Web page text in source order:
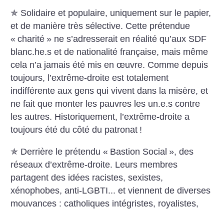
✯ Solidaire et populaire, uniquement sur le papier,
et de manière très sélective. Cette prétendue
« charité » ne s’adresserait en réalité qu’aux SDF
blanc.he.s et de nationalité française, mais même
cela n’a jamais été mis en œuvre. Comme depuis
toujours, l’extrême-droite est totalement
indifférente aux gens qui vivent dans la misère, et
ne fait que monter les pauvres les un.e.s contre
les autres. Historiquement, l’extrême-droite a
toujours été du côté du patronat !
✯ Derrière le prétendu « Bastion Social », des
réseaux d’extrême-droite. Leurs membres
partagent des idées racistes, sexistes,
xénophobes, anti-LGBTI... et viennent de diverses
mouvances : catholiques intégristes, royalistes,